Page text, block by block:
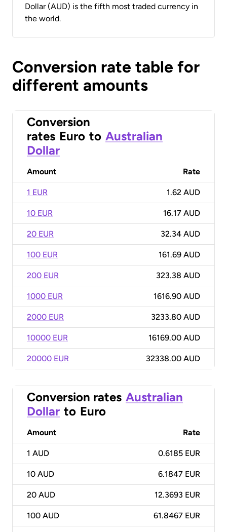
Dollar (AUD) is the fifth most traded currency in
the world.
Conversion rate table for
different amounts
Conversion
rates Euro to Australian
Dollar
Amount Rate
1 EUR 1.62 AUD
10 EUR 16.17 AUD
20 EUR 32.34 AUD
100 EUR 161.69 AUD
200 EUR 323.38 AUD
1000 EUR 1616.90 AUD
2000 EUR 3233.80 AUD
10000 EUR 16169.00 AUD
20000 EUR 32338.00 AUD
Conversion rates Australian
Dollar to Euro
Amount Rate
1 AUD 0.6185 EUR
10 AUD 6.1847 EUR
20 AUD 12.3693 EUR
100 AUD 61.8467 EUR